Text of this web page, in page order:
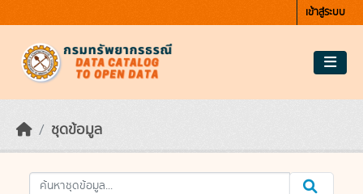
เข้าสู่ระบบ
ชุดข้อมูล